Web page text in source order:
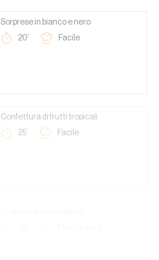
Sorprese in bianco e nero
20’
Facile
Confettura di frutti tropicali
25’
Facile